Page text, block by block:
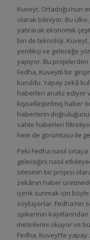
Kuveyt, Ortadoğu’nun
olarak biliniyor. Bu
yatırarak ekonomik
biri de teknoloji.
yenilikçi ve geleceğe
yapıyor. Bu
Fedha, Kuveytli bir
kuruldu. Yapay zekâ
haberleri analiz ediyor
kişiselleştirilmiş haber
haberlerin
sahte haberleri
hem de görüntüsü ile
Peki Fedha nasıl
geleceğini nasıl
sitesinin bir projesi
zekânın haber
içerik sunmak için
söylüyorlar.
spikerinin
metinlerini okuyor ve
Fedha, Kuveyt’te